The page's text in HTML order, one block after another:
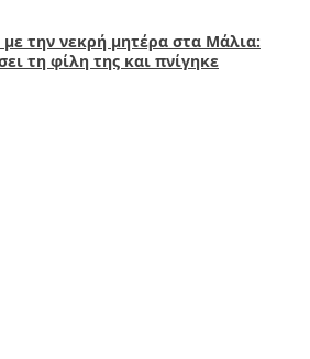
την νεκρή μητέρα στα Μάλια:
τη φίλη της και πνίγηκε